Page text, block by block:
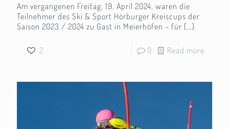
Am vergangenen Freitag, 19. April 2024, waren die
Teilnehmer des Ski & Sport Hörburger Kreiscups der
Saison 2023 / 2024 zu Gast in Meierhöfen – für […]
2 0 Read more